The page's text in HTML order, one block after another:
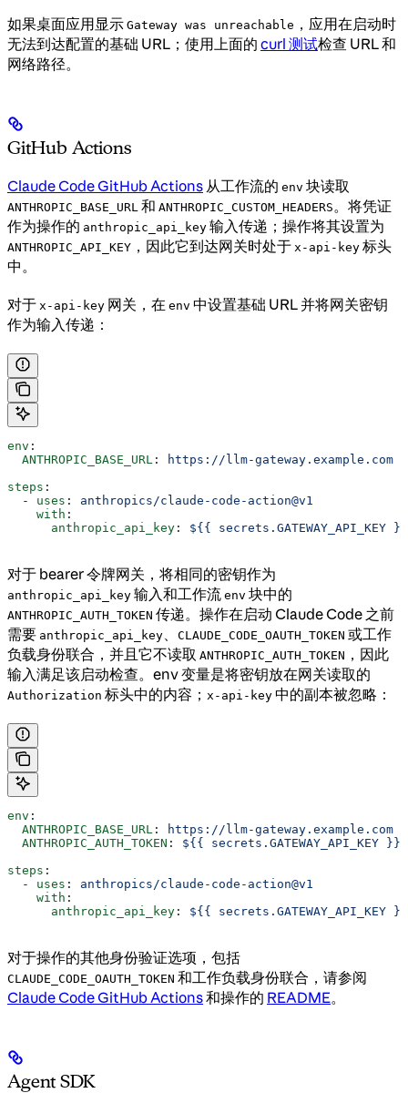
如果桌面应用显示 Gateway was unreachable ，应用在启动时
无法到达配置的基础 URL；使用上面的 curl 测试检查 URL 和
网络路径。
GitHub Actions
Claude Code GitHub Actions 从工作流的 env 块读取
ANTHROPIC_BASE_URL 和 ANTHROPIC_CUSTOM_HEADERS 。将凭证
作为操作的 anthropic_api_key 输入传递；操作将其设置为
ANTHROPIC_API_KEY ，因此它到达网关时处于 x-api-key 标头
中。
对于 x-api-key 网关，在 env 中设置基础 URL 并将网关密钥
作为输入传递：
env :
  ANTHROPIC_BASE_URL
:
https://llm-gateway.example.com
steps :
  -
uses : anthropics/claude-code-action@v1
    with
:
      anthropic_api_key
: ${{ secrets.GATEWAY_API_KEY }}
对于 bearer 令牌网关，将相同的密钥作为
anthropic_api_key 输入和工作流 env 块中的
ANTHROPIC_AUTH_TOKEN 传递。操作在启动 Claude Code 之前
需要 anthropic_api_key CLAUDE_CODE_OAUTH_TOKEN 或工作
负载身份联合，并且它不读取 ANTHROPIC_AUTH_TOKEN ，因此
输入满足该启动检查。env 变量是将密钥放在网关读取的
Authorization 标头中的内容； x-api-key 中的副本被忽略：
env :
  ANTHROPIC_BASE_URL
:
https://llm-gateway.example.com
  ANTHROPIC_AUTH_TOKEN
: ${{ secrets.GATEWAY_API_KEY }}
steps :
  -
uses : anthropics/claude-code-action@v1
    with
:
      anthropic_api_key
: ${{ secrets.GATEWAY_API_KEY }}
对于操作的其他身份验证选项，包括
CLAUDE_CODE_OAUTH_TOKEN 和工作负载身份联合，请参阅
Claude Code GitHub Actions和操作的 README。
Agent SDK